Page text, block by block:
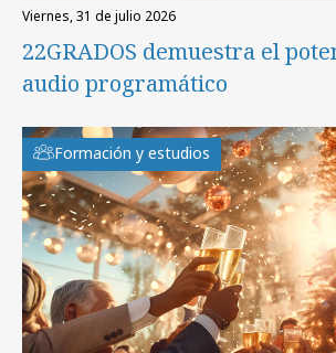
viernes, 31 de julio 2026
22GRADOS demuestra el
audio programático
Formación y estudios